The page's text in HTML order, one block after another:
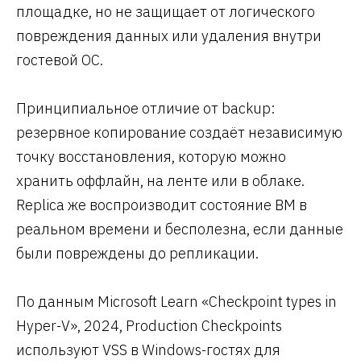
площадке, но не защищает от логического
повреждения данных или удаления внутри
гостевой ОС.
Принципиальное отличие от backup:
резервное копирование создаёт независимую
точку восстановления, которую можно
хранить оффлайн, на ленте или в облаке.
Replica же воспроизводит состояние ВМ в
реальном времени и бесполезна, если данные
были повреждены до репликации.
По данным Microsoft Learn «Checkpoint types in
Hyper-V», 2024, Production Checkpoints
используют VSS в Windows-гостях для